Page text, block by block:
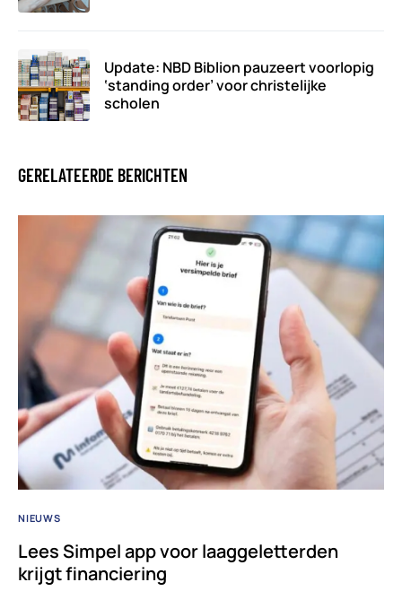
Update: NBD Biblion pauzeert voorlopig
‘standing order’ voor christelijke
scholen
GERELATEERDE BERICHTEN
NIEUWS
Lees Simpel app voor laaggeletterden
krijgt financiering